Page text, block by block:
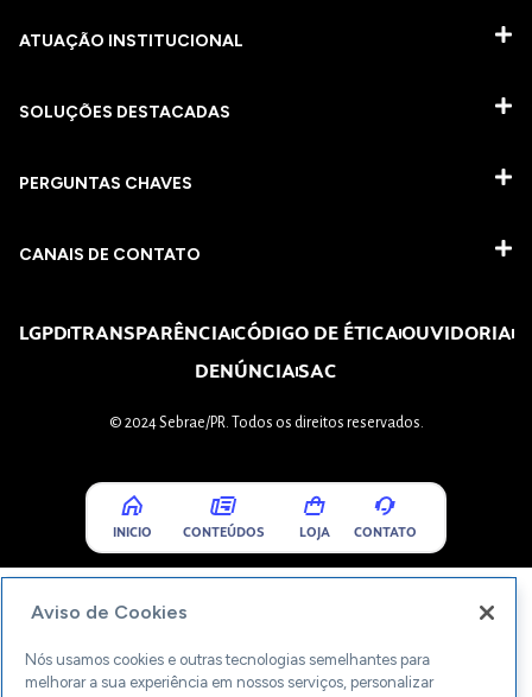
ATUAÇÃO INSTITUCIONAL
SOLUÇÕES DESTACADAS
PERGUNTAS CHAVES​
CANAIS DE CONTATO
LGPDTRANSPARÊNCIACÓDIGO DE ÉTICAOUVIDORIA
DENÚNCIASAC
© 2024 Sebrae/PR. Todos os direitos reservados.
INICIO CONTEÚDOS LOJA CONTATO
Aviso de Cookies
Nós usamos cookies e outras tecnologias semelhantes para
melhorar a sua experiência em nossos serviços, personalizar